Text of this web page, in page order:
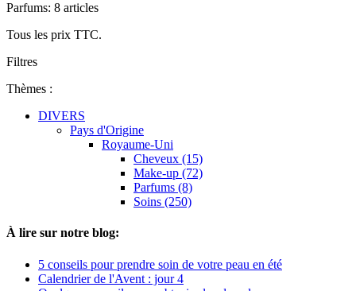
Parfums: 8 articles
Tous les prix TTC.
Filtres
Thèmes :
DIVERS
Pays d'Origine
Royaume-Uni
Cheveux (15)
Make-up (72)
Parfums (8)
Soins (250)
À lire sur notre blog:
5 conseils pour prendre soin de votre peau en été
Calendrier de l'Avent : jour 4